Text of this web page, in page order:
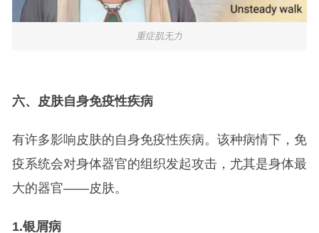
重症肌无力
六、皮肤自身免疫性疾病
有许多影响皮肤的自身免疫性疾病。该种病情下，免
疫系统会对身体器官的组织发起攻击，尤其是身体最
大的器官——皮肤。
1.银屑病